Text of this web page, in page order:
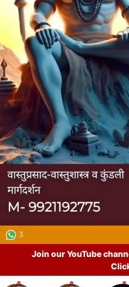
Join our YouTube